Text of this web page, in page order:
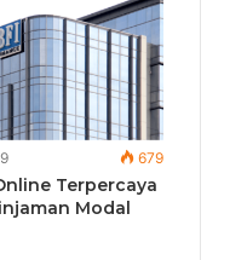
679
Terpercaya
Modal